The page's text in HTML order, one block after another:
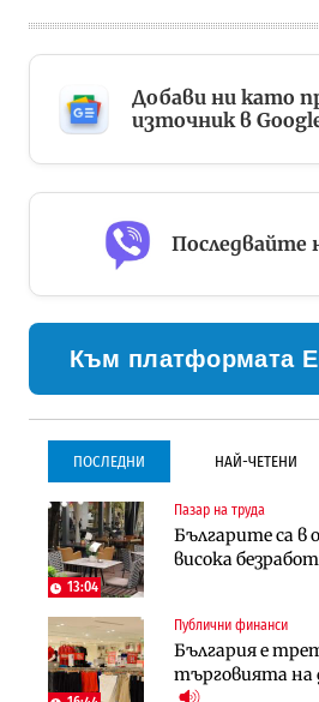
Добави ни като
източник в
Последвайте
Към платформата
ПОСЛЕДНИ НАЙ-ЧЕТЕНИ
13:04
Пазар на труда
Българите са в
висока
Публични финанси
България е
търговията на
Градоустройство
Столична
изпълнител за
Инфраструктура
Петрохан ще
Инфраструктура
Петрохан ще
Компании
„Хювефарма“
придобиване